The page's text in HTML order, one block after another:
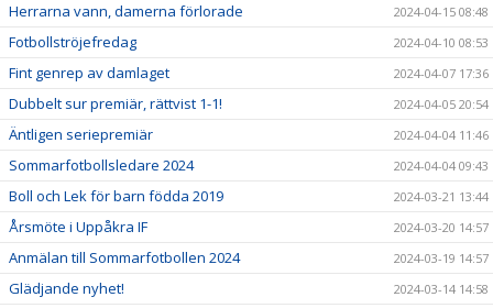
Herrarna vann, damerna förlorade 2024-04-15 08:48
Fotbollströjefredag 2024-04-10 08:53
Fint genrep av damlaget 2024-04-07 17:36
Dubbelt sur premiär, rättvist 1-1! 2024-04-05 20:54
Äntligen seriepremiär 2024-04-04 11:46
Sommarfotbollsledare 2024 2024-04-04 09:43
Boll och Lek för barn födda 2019 2024-03-21 13:44
Årsmöte i Uppåkra IF 2024-03-20 14:57
Anmälan till Sommarfotbollen 2024 2024-03-19 14:57
Glädjande nyhet! 2024-03-14 14:58